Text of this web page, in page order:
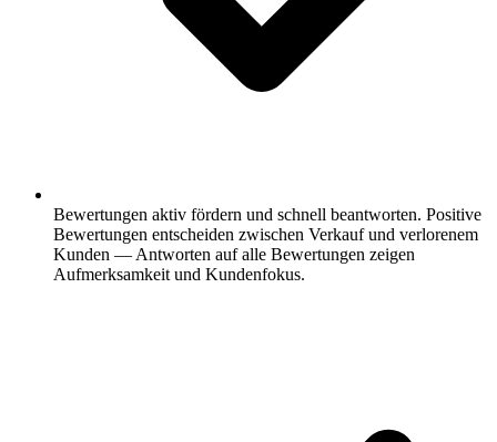
Bewertungen aktiv fördern und schnell beantworten. Positive
Bewertungen entscheiden zwischen Verkauf und verlorenem
Kunden — Antworten auf alle Bewertungen zeigen
Aufmerksamkeit und Kundenfokus.